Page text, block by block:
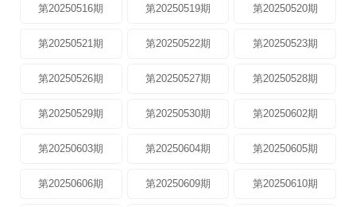
第20250516期 第20250519期 第20250520期
第20250521期 第20250522期 第20250523期
第20250526期 第20250527期 第20250528期
第20250529期 第20250530期 第20250602期
第20250603期 第20250604期 第20250605期
第20250606期 第20250609期 第20250610期